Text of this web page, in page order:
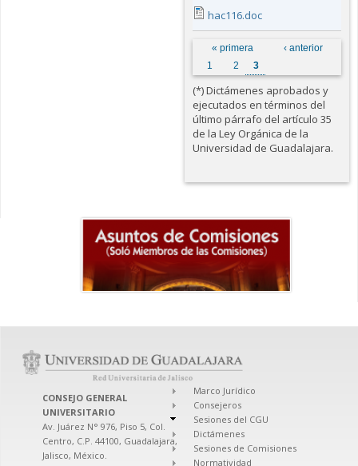
hac116.doc
Páginas
« primera
‹ anterior
1
2 3
(*) Dictámenes aprobados y
ejecutados en términos del
último párrafo del artículo 35
de la Ley Orgánica de la
Universidad de Guadalajara.
CONSEJO GENERAL
UNIVERSITARIO
Av. Juárez N° 976, Piso 5, Col.
Centro, C.P. 44100, Guadalajara,
Jalisco, México.
Marco Jurídico
Consejeros
Sesiones del CGU
Dictámenes
Sesiones de Comisiones
Normatividad